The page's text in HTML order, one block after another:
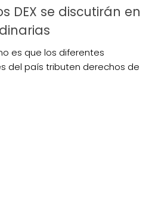
DEX se discutirán en
es que los diferentes
del país tributen derechos de